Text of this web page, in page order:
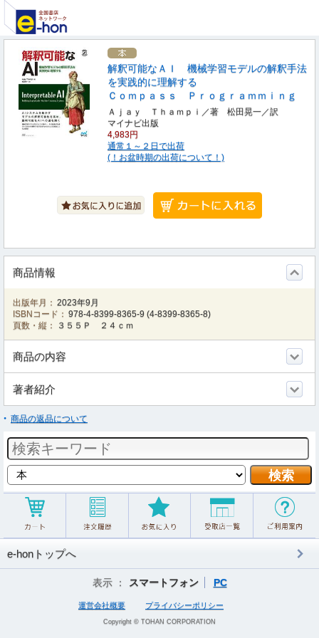
解釈可能なＡＩ 機械学習モデルの解釈手法
を実践的に理解する
Ｃｏｍｐａｓｓ Ｐｒｏｇｒａｍｍｉｎｇ
Ａｊａｙ Ｔｈａｍｐｉ／著 松田晃一／訳
マイナビ出版
4,983円
通常１～２日で出荷
(！お盆時期の出荷について！)
商品情報
出版年月： 2023年9月
ISBNコード： 978-4-8399-8365-9 (4-8399-8365-8)
頁数・縦：
３５５Ｐ ２４ｃｍ
商品の内容
著者紹介
商品の返品について
e-honトップへ
表示 ： スマートフォン PC
運営会社概要 プライバシーポリシー
Copyright © TOHAN CORPORATION